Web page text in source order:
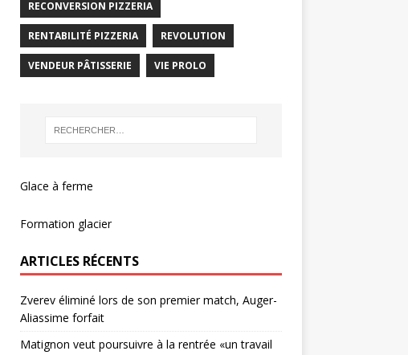
RECONVERSION PIZZERIA
RENTABILITÉ PIZZERIA REVOLUTION
VENDEUR PÂTISSERIE VIE PROLO
Glace à ferme
Formation glacier
ARTICLES RÉCENTS
Zverev éliminé lors de son premier match, Auger-
Aliassime forfait
Matignon veut poursuivre à la rentrée «un travail